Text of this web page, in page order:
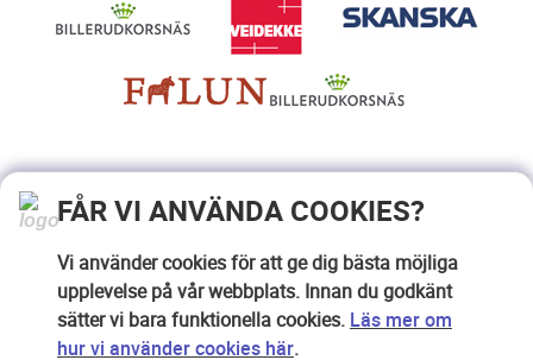
FÅR VI ANVÄNDA COOKIES?
Vi använder cookies för att ge dig bästa möjliga
upplevelse på vår webbplats. Innan du godkänt
sätter vi bara funktionella cookies. Läs mer om
hur vi använder cookies här.